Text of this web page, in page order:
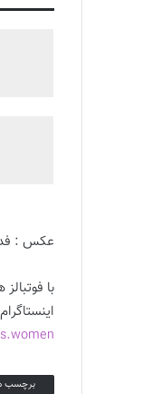
عکس :
با
برچسب